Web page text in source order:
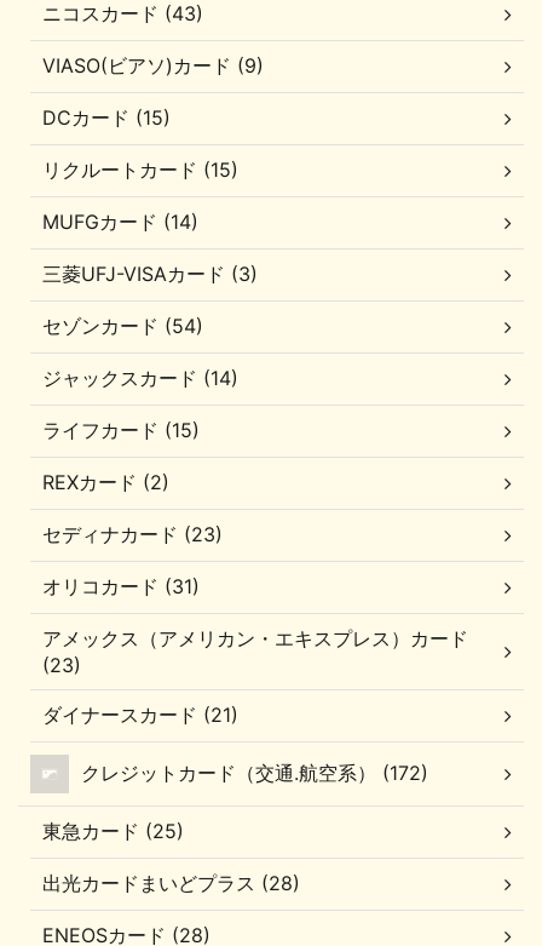
ニコスカード (43)
VIASO(ビアソ)カード (9)
DCカード (15)
リクルートカード (15)
MUFGカード (14)
三菱UFJ-VISAカード (3)
セゾンカード (54)
ジャックスカード (14)
ライフカード (15)
REXカード (2)
セディナカード (23)
オリコカード (31)
アメックス（アメリカン・エキスプレス）カード
(23)
ダイナースカード (21)
クレジットカード（交通.航空系） (172)
東急カード (25)
出光カードまいどプラス (28)
ENEOSカード (28)